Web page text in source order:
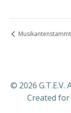
© 2026 G.T.E.V.
Created